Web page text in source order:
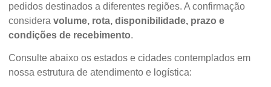
pedidos destinados a diferentes regiões. A confirmação
considera volume, rota, disponibilidade, prazo e
condições de recebimento.
Consulte abaixo os estados e cidades contemplados em
nossa estrutura de atendimento e logística: